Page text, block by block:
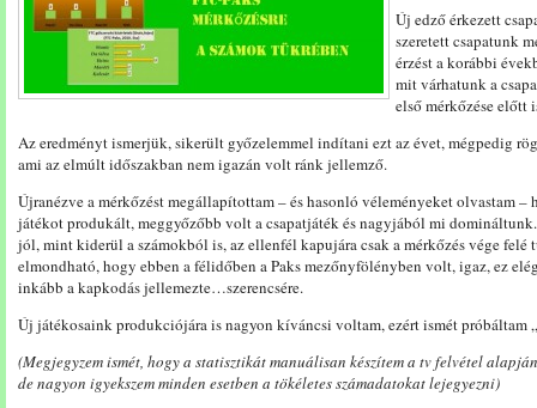
Új edző érkezett
szeretett csapatunk
érzést a korábbi
mit várhatunk a
első mérkőzése előtt
Az eredményt ismerjük, sikerült győzelemmel indítani ezt az évet, mégpedig
ami az elmúlt időszakban nem igazán volt ránk jellemző.
Újranézve a mérkőzést megállapítottam – és hasonló véleményeket olvastam
játékot produkált, meggyőzőbb volt a csapatjáték és nagyjából mi
jól, mint kiderül a számokból is, az ellenfél kapujára csak a mérkőzés vége
elmondható, hogy ebben a félidőben a Paks mezőnyfölényben volt, igaz, ez
inkább a kapkodás jellemezte…szerencsére.
Új játékosaink produkciójára is nagyon kíváncsi voltam, ezért ismét
(Megjegyzem ismét, hogy a statisztikát manuálisan készítem a tv felvétel
de nagyon igyekszem minden esetben a tökéletes számadatokat lejegyezni)